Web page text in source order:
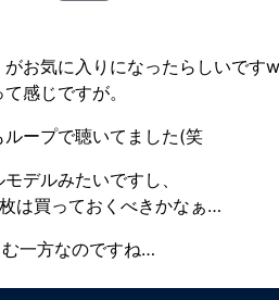
お気に入りになったらしいですw
感じですが。
ープで聴いてました(笑
デルみたいですし、
は買っておくべきかなぁ…
一方なのですね…